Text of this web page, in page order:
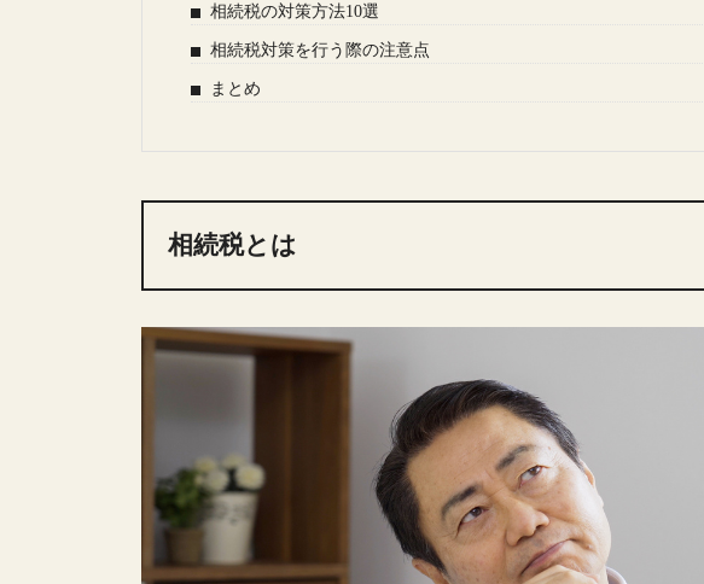
相続税の対策方法10選
相続税対策を行う際の注意点
まとめ
相続税とは